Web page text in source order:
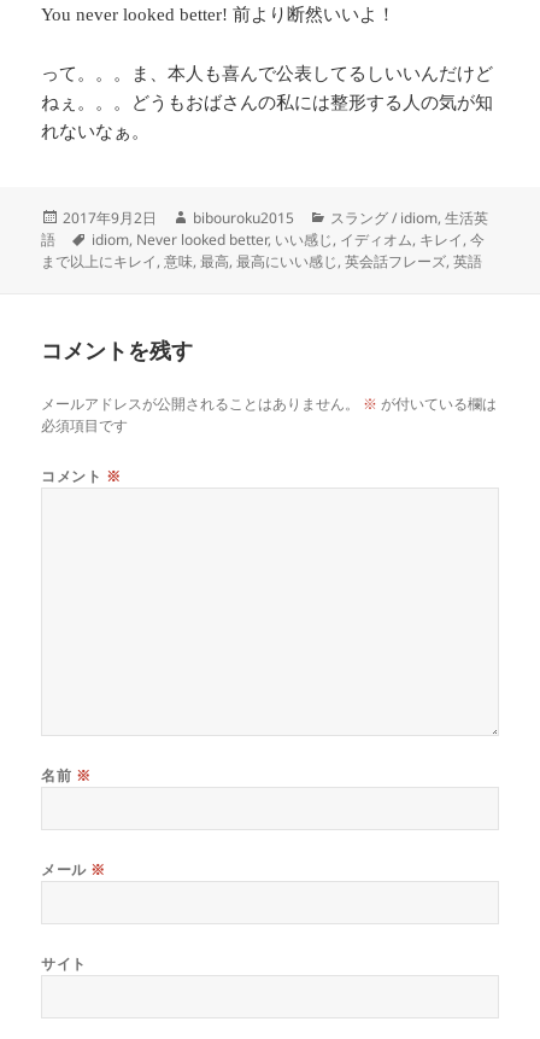
You never looked better!前より断然いいよ！
って。。。ま、本人も喜んで公表してるしいいんだけど
ねぇ。。。どうもおばさんの私には整形する人の気が知
れないなぁ。
投
稿
日:
2017年9月2日
作
成
者
bibouroku2015
カ
テ
ゴ
スラング / idiom,生活英
語
タ
グ
idiom, Never looked better, いい感じ, イディオム, キレイ,今
まで以上にキレイ,意味,最高,最高にいい感じ,英会話フレーズ,英語
コメントを残す
メールアドレスが公開されることはありません。 ※ が付いている欄は
必須項目です
コメント ※
名前 ※
メール ※
サイト